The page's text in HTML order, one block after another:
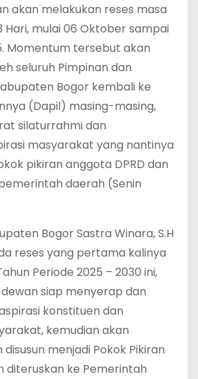
akan melakukan reses masa
Hari, mulai 06 Oktober sampai
Momentum tersebut akan
seluruh Pimpinan dan
Bogor kembali ke
(Dapil) masing-masing,
silaturrahmi dan
masyarakat yang nantinya
pikiran anggota DPRD dan
daerah (Senin
Bogor Sastra Winara, S.H
reses yang pertama kalinya
Periode 2025 – 2030 ini,
siap menyerap dan
konstituen dan
kemudian akan
menjadi Pokok Pikiran
diteruskan ke Pemerintah